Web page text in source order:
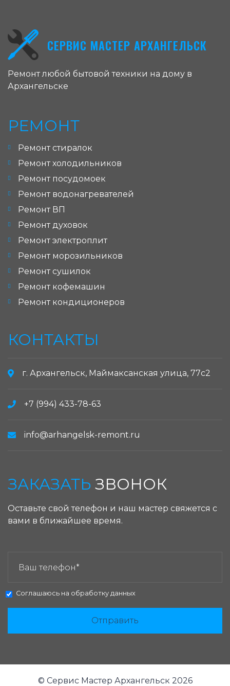
СЕРВИС МАСТЕР АРХАНГЕЛЬСК
Ремонт любой бытовой техники на дому в
Архангельске
РЕМОНТ
Ремонт стиралок
Ремонт холодильников
Ремонт посудомоек
Ремонт водонагревателей
Ремонт ВП
Ремонт духовок
Ремонт электроплит
Ремонт морозильников
Ремонт сушилок
Ремонт кофемашин
Ремонт кондиционеров
КОНТАКТЫ
г. Архангельск, Маймаксанская улица, 77с2
+7 (994) 433-78-63
info@arhangelsk-remont.ru
ЗАКАЗАТЬ ЗВОНОК
Оставьте свой телефон и наш мастер свяжется с
вами в ближайшее время.
Соглашаюсь на обработку данных
Отправить
© Сервис Мастер Архангельск 2026